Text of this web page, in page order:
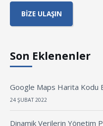
BIZE ULAŞIN
Son Eklenenler
Google Maps Harita Kodu
24 ŞUBAT 2022
Dinamik Verilerin Yönetim